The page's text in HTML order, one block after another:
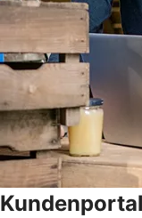
Kundenportal